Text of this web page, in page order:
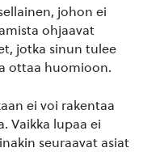
johon ei
ohjaavat
jotka sinun tulee
ottaa huomioon.
ei voi rakentaa
Vaikka lupaa ei
seuraavat asiat